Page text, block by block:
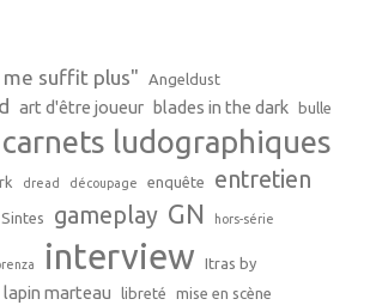
me suffit plus" Angeldust
art d'être joueur blades in the dark bulle
carnets ludographiques
dread découpage enquête entretien
gameplay GN hors-série
interview
Itras by
lapin marteau libreté mise en scène